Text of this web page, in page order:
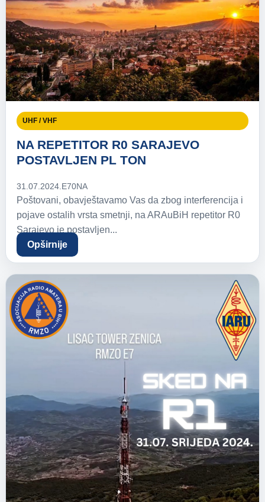
UHF / VHF
NA REPETITOR R0 SARAJEVO
POSTAVLJEN PL TON
31.07.2024. E70NA
Poštovani, obavještavamo Vas da zbog interferencija i
pojave ostalih vrsta smetnji, na ARAuBiH repetitor R0
Sarajevo je postavljen...
Opširnije